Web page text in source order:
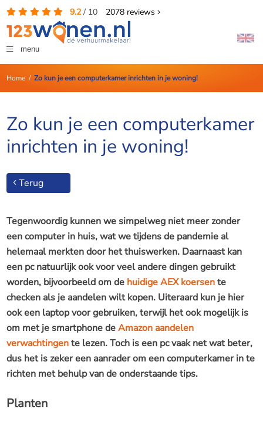
9.2/ 10 2078reviews
menu
Home/ Zo kun je een computerkamer inrichten in je woning!
Zo kun je een computerkamer
inrichten in je woning!
Terug
Tegenwoordig kunnen we simpelweg niet meer zonder
een computer in huis, wat we tijdens de pandemie al
helemaal merkten door het thuiswerken. Daarnaast kan
een pc natuurlijk ook voor veel andere dingen gebruikt
worden, bijvoorbeeld om de huidige AEX koersente
checken als je aandelen wilt kopen. Uiteraard kun je hier
ook een laptop voor gebruiken, terwijl het ook mogelijk is
om met je smartphone deAmazon aandelen
verwachtingente lezen. Toch is een pc vaak net wat beter,
dus het is zeker een aanrader om een computerkamer in te
richten met behulp van de onderstaande tips.
Planten